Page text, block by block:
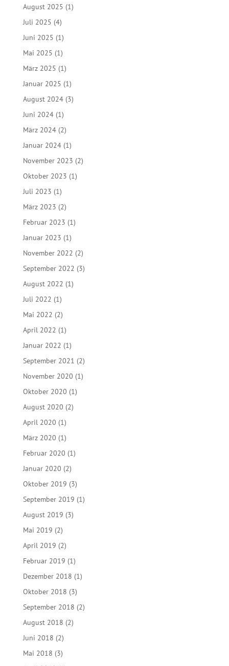
Vorstand
Archiv
Juli 2026(1)
Mai 2026(1)
März 2026(1)
Februar 2026 (2)
Oktober 2025
September 2025
August 2025 (1)
Juli 2025(4)
Juni 2025(1)
Mai 2025 (1)
März 2025 (1)
Januar 2025(1)
August 2024 (3)
Juni 2024(1)
März 2024(2)
Januar 2024(1)
November 2023
Oktober 2023
Juli 2023(1)
März 2023(2)
Februar 2023(1)
Januar 2023(1)
November 2022(2)
September 2022
August 2022(1)
Juli 2022(1)
Mai 2022(2)
April 2022(1)
Januar 2022(1)
September 2021 (2)
November 2020(1)
Oktober 2020
August 2020(2)
April 2020(1)
März 2020 (1)
Februar 2020(1)
Januar 2020(2)
Oktober 2019(3)
September 2019
August 2019